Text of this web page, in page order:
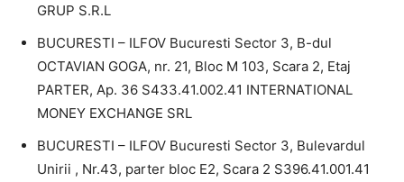
GRUP S.R.L
BUCURESTI – ILFOV Bucuresti Sector 3, B-dul
OCTAVIAN GOGA, nr. 21, Bloc M 103, Scara 2, Etaj
PARTER, Ap. 36 S433.41.002.41 INTERNATIONAL
MONEY EXCHANGE SRL
BUCURESTI – ILFOV Bucuresti Sector 3, Bulevardul
Unirii , Nr.43, parter bloc E2, Scara 2 S396.41.001.41